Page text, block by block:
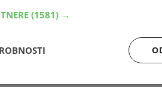
Lige, a u tom je razdoblju klub
(1581) →